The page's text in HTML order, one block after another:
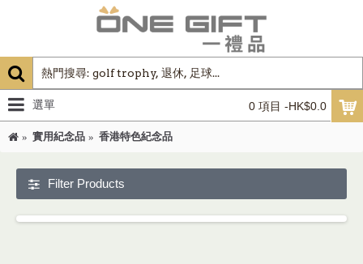
0 項目 -HK$0.0
選單
實用紀念品 香港特色紀念品
Filter Products